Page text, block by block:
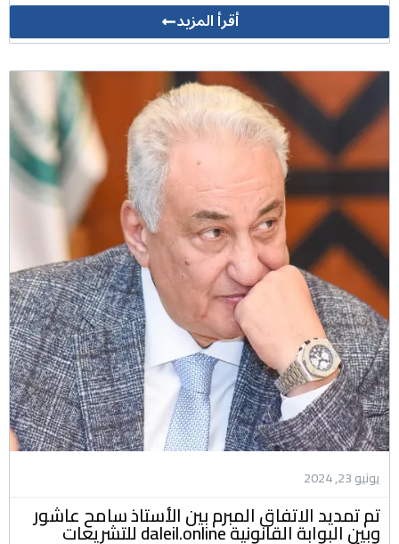
أقرأ المزيد
يونيو 23, 2024
تم تمديد الاتفاق المبرم بين الأستاذ سامح عاشور
وبين البوابة القانونية daleil.online للتشريعات